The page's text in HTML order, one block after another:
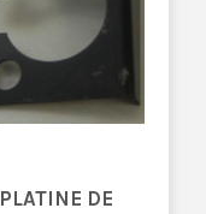
PLATINE DE